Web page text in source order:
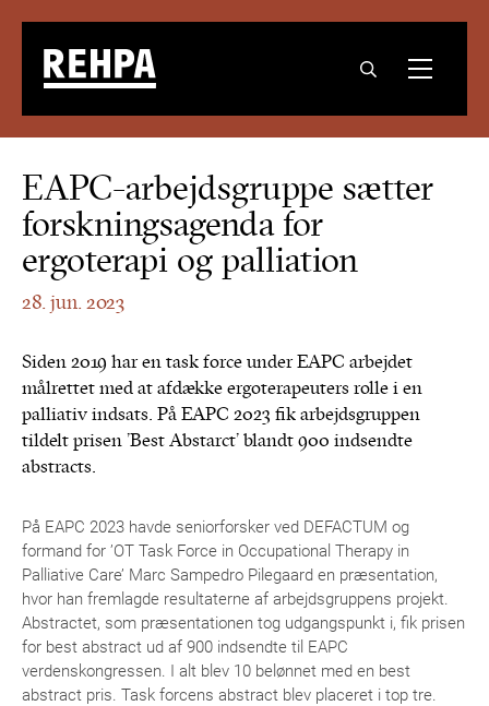
EAPC-arbejdsgruppe sætter
forskningsagenda for
ergoterapi og palliation
28. jun. 2023
Siden 2019 har en task force under EAPC arbejdet
målrettet med at afdække ergoterapeuters rolle i en
palliativ indsats. På EAPC 2023 fik arbejdsgruppen
tildelt prisen ’Best Abstarct’ blandt 900 indsendte
abstracts.
På EAPC 2023 havde seniorforsker ved DEFACTUM og
formand for ’OT Task Force in Occupational Therapy in
Palliative Care’ Marc Sampedro Pilegaard en præsentation,
hvor han fremlagde resultaterne af arbejdsgruppens projekt.
Abstractet, som præsentationen tog udgangspunkt i, fik prisen
for best abstract ud af 900 indsendte til EAPC
verdenskongressen. I alt blev 10 belønnet med en best
abstract pris. Task forcens abstract blev placeret i top tre.